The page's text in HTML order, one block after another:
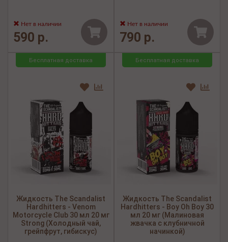
Нет в наличии
590 р.
Нет в наличии
790 р.
Бесплатная доставка
Жидкость The Scandalist
Hardhitters - Venom
Motorcycle Club 30 мл 20 мг
Strong (Холодный чай,
грейпфрут, гибискус)
Бесплатная доставка
Жидкость The Scandalist
Hardhitters - Boy Oh Boy 30
мл 20 мг (Малиновая
жвачка с клубничной
начинкой)